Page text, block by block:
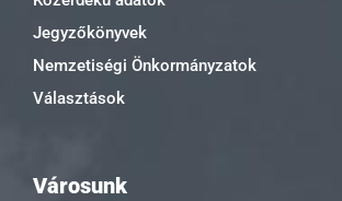
Jegyzőkönyvek
Nemzetiségi Önkormányzatok
Választások
Városunk